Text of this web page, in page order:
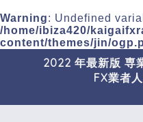
Warning: Undefined
/home/ibiza420/
content/themes/jin/
2022 年最新版 専
FX業者